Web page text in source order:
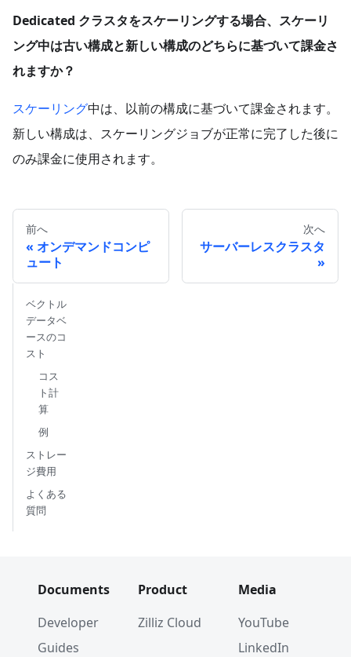
Dedicated クラスタをスケーリングする場合、スケーリ
ング中は古い構成と新しい構成のどちらに基づいて課金さ
れますか？
スケーリング中は、以前の構成に基づいて課金されます。
新しい構成は、スケーリングジョブが正常に完了した後に
のみ課金に使用されます。
前へ
オンデマンドコンピ
ュート
次へ
サーバーレスクラスタ
ベクトル
データベ
ースのコ
スト
コス
ト計
算
例
ストレー
ジ費用
よくある
質問
Documents
Developer
Guides
Product
Zilliz Cloud
Media
YouTube
LinkedIn